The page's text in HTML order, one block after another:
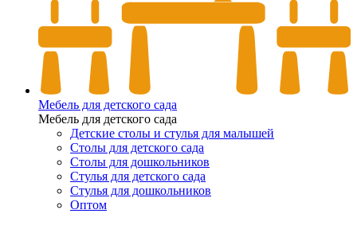
Мебель для детского сада
Мебель для детского сада
Детские столы и стулья для малышей
Столы для детского сада
Столы для дошкольников
Стулья для детского сада
Стулья для дошкольников
Оптом